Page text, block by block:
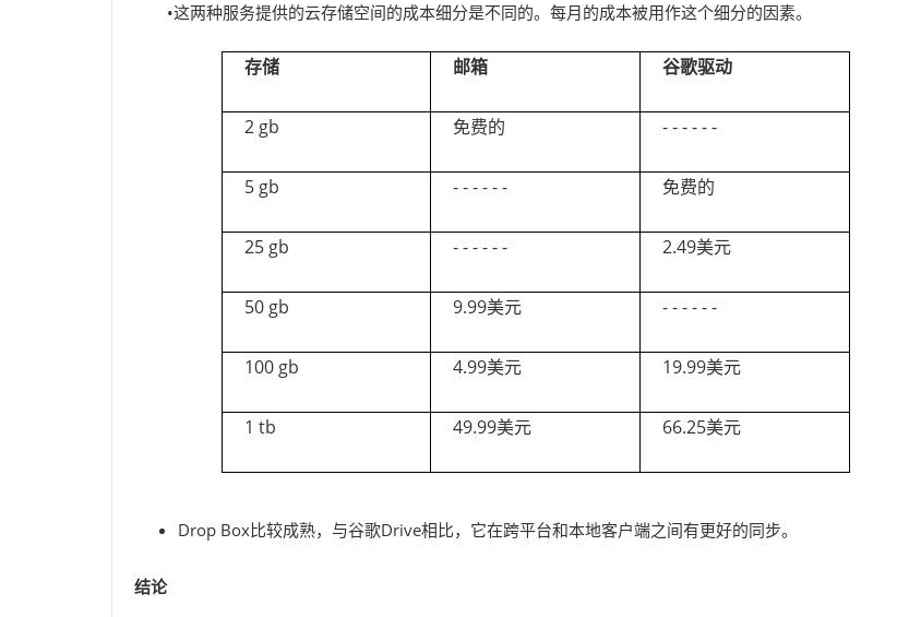
•这两种服务提供的云存储空间的成本细分是不同的。每月的成本被用作这个细分的因素。
存储 邮箱 谷歌驱动
2 gb 免费的 - - - - - -
5 gb - - - - - - 免费的
25 gb - - - - - - 2.49美元
50 gb 9.99美元 - - - - - -
100 gb 4.99美元 19.99美元
1 tb 49.99美元 66.25美元
Drop Box比较成熟，与谷歌Drive相比，它在跨平台和本地客户端之间有更好的同步。
结论